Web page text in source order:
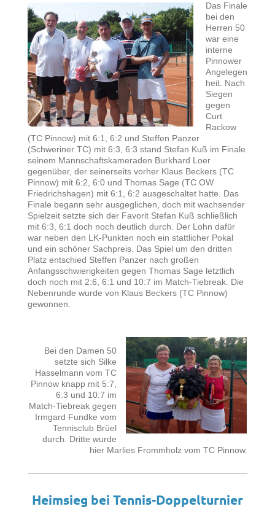
Das Finale
bei den
Herren 50
war eine
interne
Pinnower
Angelegen
heit. Nach
Siegen
gegen
Curt
Rackow
(TC Pinnow) mit 6:1, 6:2 und Steffen Panzer
(Schweriner TC) mit 6:3, 6:3 stand Stefan Kuß im Finale
seinem Mannschaftskameraden Burkhard Loer
gegenüber, der seinerseits vorher Klaus Beckers (TC
Pinnow) mit 6:2, 6:0 und Thomas Sage (TC OW
Friedrichshagen) mit 6:1, 6:2 ausgeschaltet hatte. Das
Finale begann sehr ausgeglichen, doch mit wachsender
Spielzeit setzte sich der Favorit Stefan Kuß schließlich
mit 6:3, 6:1 doch noch deutlich durch. Der Lohn dafür
war neben den LK-Punkten noch ein stattlicher Pokal
und ein schöner Sachpreis. Das Spiel um den dritten
Platz entschied Steffen Panzer nach großen
Anfangsschwierigkeiten gegen Thomas Sage letztlich
doch noch mit 2:6, 6:1 und 10:7 im Match-Tiebreak. Die
Nebenrunde wurde von Klaus Beckers (TC Pinnow)
gewonnen.
Bei den Damen 50
setzte sich Silke
Hasselmann vom TC
Pinnow knapp mit 5:7,
6:3 und 10:7 im
Match-Tiebreak gegen
Irmgard Fundke vom
Tennisclub Brüel
durch. Dritte wurde
hier Marlies Frommholz vom TC Pinnow.
Heimsieg bei Tennis-Doppelturnier